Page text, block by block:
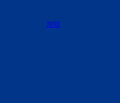
加捻
标准起草第二次工作会在江苏如
本次会议的协办方，九州星际科